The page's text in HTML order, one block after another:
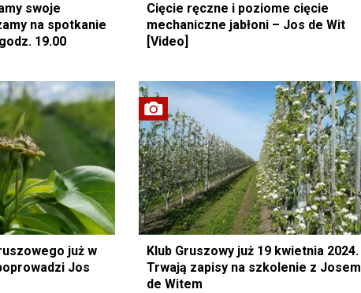
swoje
na spotkanie
19.00
Cięcie ręczne i poziome cięcie
mechaniczne jabłoni – Jos de Wit
[Video]
już w
Jos
Klub Gruszowy już 19 kwietnia 2024.
Trwają zapisy na szkolenie z Josem
de Witem